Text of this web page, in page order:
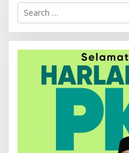
Search
for: